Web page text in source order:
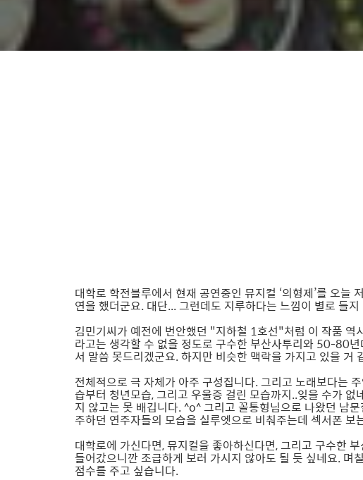
대학로 학전블루에서 현재 공연중인 뮤지컬 ‘의형제’를 오
연을 했더군요. 대단... 그런데도 지루하다는 느낌이 별로 들
김민기씨가 예전에 번안했던 "지하철 1호선"처럼 이 작품 역
라고는 생각할 수 없을 정도로 구수한 부산사투리와 50-80
서 말씀 못드리겠군요. 하지만 비슷한 맥락을 가지고 있을 거
전체적으로 극 자체가 아주 구성집니다. 그리고 노래보다는
습부터 청년모습, 그리고 우울증 걸린 모습까지..잊을 수가
지 않고는 못 배깁니다. ^o^ 그리고 꼴통형님으로 나왔던 남
주하던 연주자들의 모습을 실루엣으로 비춰주는데 섹서폰
대학로에 가신다면, 뮤지컬을 좋아하신다면, 그리고 구수한
들어갔으니깐 조급하게 보러 가시지 않아도 될 듯 싶네요.
점수를 주고 싶습니다.